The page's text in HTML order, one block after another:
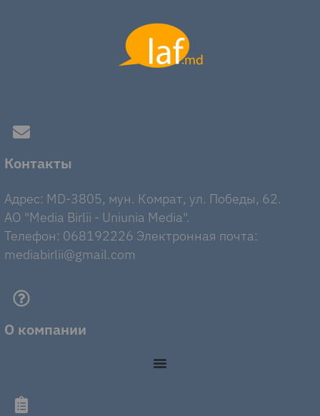
Контакты
Адрес: MD-3805, мун. Комрат, ул. Победы, 62.
AO "Media Birlii - Uniunia Media".
Телефон: 068192226 Электронная почта:
mediabirlii@gmail.com
О компании